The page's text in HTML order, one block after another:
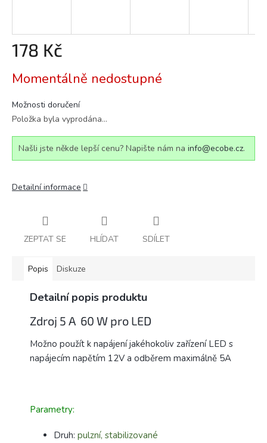
178 Kč
cena:
Momentálně nedostupné
Možnosti doručení
Položka byla vyprodána…
Našli jste někde lepší cenu? Napište nám na info@ecobe.cz.
Detailní informace
ZEPTAT SE HLÍDAT SDÍLET
Popis Diskuze
Detailní popis produktu
Zdroj 5 A 60 W pro LED
Možno použít k napájení jakéhokoliv zařízení LED s
napájecím napětím 12V a odběrem maximálně 5A
Parametry:
Druh: pulzní, stabilizované